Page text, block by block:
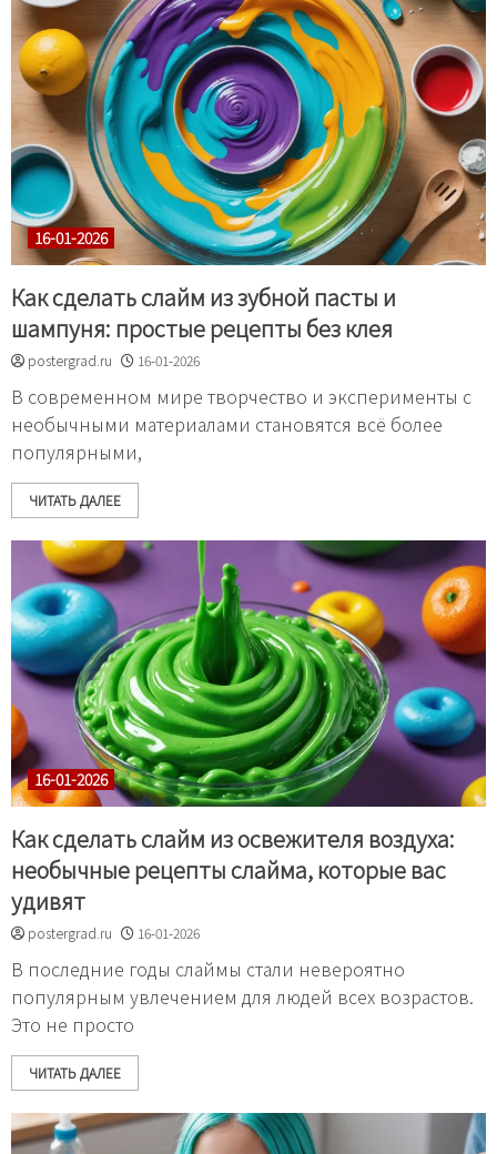
16-01-2026
Как сделать слайм из зубной пасты и
шампуня: простые рецепты без клея
postergrad.ru 16-01-2026
В современном мире творчество и эксперименты с
необычными материалами становятся всё более
популярными,
ЧИТАТЬ ДАЛЕЕ
16-01-2026
Как сделать слайм из освежителя воздуха:
необычные рецепты слайма, которые вас
удивят
postergrad.ru 16-01-2026
В последние годы слаймы стали невероятно
популярным увлечением для людей всех возрастов.
Это не просто
ЧИТАТЬ ДАЛЕЕ